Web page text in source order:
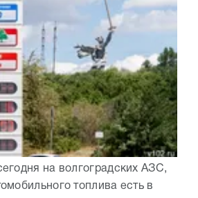
на волгоградских АЗС,
топлива есть в